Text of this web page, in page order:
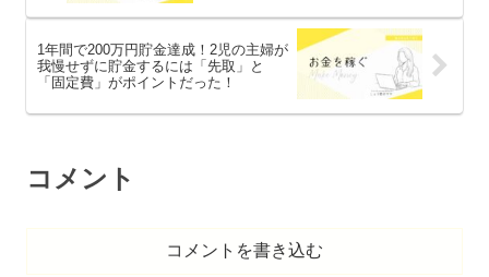
1年間で200万円貯金達成！2児の主婦が
我慢せずに貯金するには「先取」と
「固定費」がポイントだった！
コメント
コメントを書き込む